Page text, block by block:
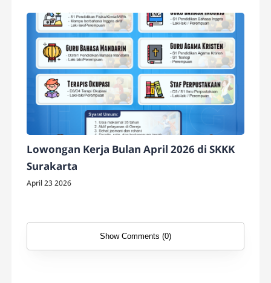
Lowongan Kerja Bulan April 2026 di SKKK
Surakarta
April 23 2026
Show Comments (0)